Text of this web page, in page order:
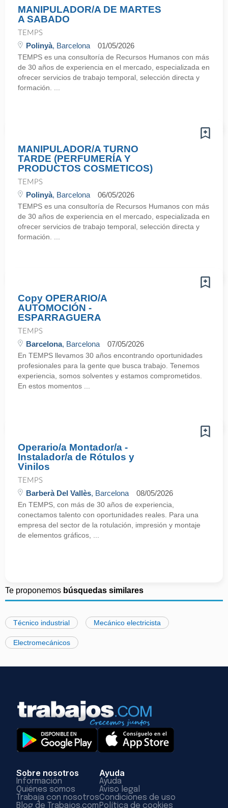
MANIPULADOR/A DE MARTES
A SABADO
TEMPS
Polinyà, Barcelona 01/05/2026
TEMPS es una consultoría de Recursos Humanos con más
de 30 años de experiencia en el mercado, especializada en
ofrecer servicios de trabajo temporal, selección directa y
formación. ...
MANIPULADOR/A TURNO
TARDE (PERFUMERÍA Y
PRODUCTOS COSMETICOS)
TEMPS
Polinyà, Barcelona 06/05/2026
TEMPS es una consultoría de Recursos Humanos con más
de 30 años de experiencia en el mercado, especializada en
ofrecer servicios de trabajo temporal, selección directa y
formación. ...
Copy OPERARIO/A
AUTOMOCIÓN -
ESPARRAGUERA
TEMPS
Barcelona, Barcelona 07/05/2026
En TEMPS llevamos 30 años encontrando oportunidades
profesionales para la gente que busca trabajo. Tenemos
experiencia, somos solventes y estamos comprometidos.
En estos momentos ...
Operario/a Montador/a -
Instalador/a de Rótulos y
Vinilos
TEMPS
Barberà Del Vallès, Barcelona 08/05/2026
En TEMPS, con más de 30 años de experiencia,
conectamos talento con oportunidades reales. Para una
empresa del sector de la rotulación, impresión y montaje
de elementos gráficos, ...
Te proponemos búsquedas similares
Técnico industrial Mecánico electricista
Electromecánicos
Sobre nosotros
Información
Quiénes somos
Trabaja con nosotros
Blog de Trabajos.com
Ayuda
Ayuda
Aviso legal
Condiciones de uso
Política de cookies